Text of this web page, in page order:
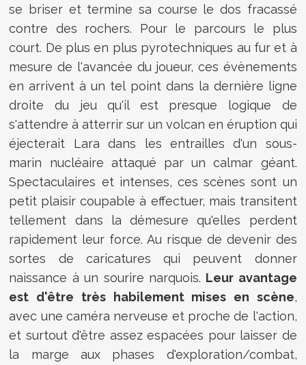
se briser et termine sa course le dos fracassé
contre des rochers. Pour le parcours le plus
court. De plus en plus pyrotechniques au fur et à
mesure de l'avancée du joueur, ces évènements
en arrivent à un tel point dans la dernière ligne
droite du jeu qu'il est presque logique de
s'attendre à atterrir sur un volcan en éruption qui
éjecterait Lara dans les entrailles d'un sous-
marin nucléaire attaqué par un calmar géant.
Spectaculaires et intenses, ces scènes sont un
petit plaisir coupable à effectuer, mais transitent
tellement dans la démesure qu'elles perdent
rapidement leur force. Au risque de devenir des
sortes de caricatures qui peuvent donner
naissance à un sourire narquois. Leur avantage
est d'être très habilement mises en scène,
avec une caméra nerveuse et proche de l'action,
et surtout d'être assez espacées pour laisser de
la marge aux phases d'exploration/combat,